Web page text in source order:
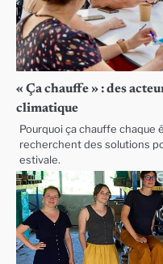
« Ça chauffe » : des
climatique
Pourquoi ça chauffe
recherchent des solutions
estivale.